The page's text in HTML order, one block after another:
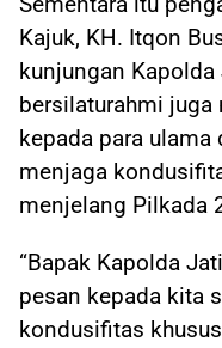
Kajuk, KH. Itqon
kunjungan
bersilaturahmi juga
kepada para
menjaga
menjelang Pilkada
“Bapak Kapolda
pesan kepada kita
kondusifitas